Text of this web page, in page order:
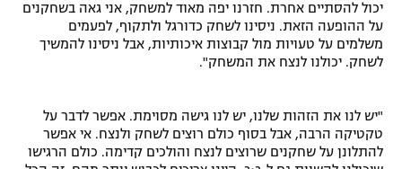
רשיון להקרנה פומבית לבית עסק
הצטרפות לחבילת הערוצים
תגיות
יכול להסתיים אחרת. חזרנו יפה מאוד למשחק, אני גאה בשחקנים
על ההופעה הזאת. ניסינו לשחק כדורגל ולתקוף, לפעמים
משלמים על טעויות מול קבוצות איכותיות, אבל ניסינו להמשיך
לשחק. יכולנו לנצח את המשחק".
"יש לנו את הזהות שלנו, יש לנו גישה מסוימת. אפשר לדבר על
טקטיקה הרבה, אבל בסוף כולם רוצים לשחק ולנצח. אי אפשר
להתלונן על שחקנים שרוצים לנצח והולכים קדימה. כולם הרגישו